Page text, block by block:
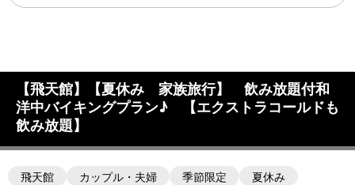
【飛天館】【夏休み 家族旅行】 飲み放題付和
洋中バイキングプラン♪ 【エクストラコールドも
飲み放題】
飛天館 カップル・夫婦 季節限定
夏休み